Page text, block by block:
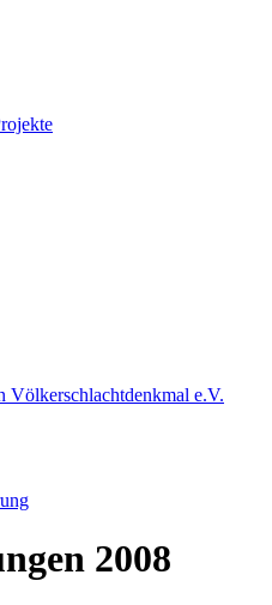
Völkerschlachtdenkmal e.V.
2008